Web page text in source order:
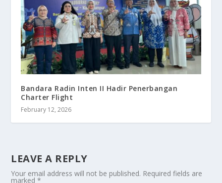
Bandara Radin Inten II Hadir Penerbangan
Charter Flight
February 12, 2026
LEAVE A REPLY
Your email address will not be published. Required fields are
marked*